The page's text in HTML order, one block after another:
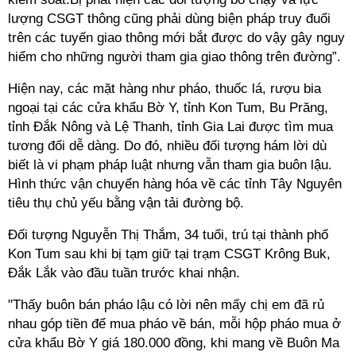
lượng CSGT thông cũng phải dùng biện pháp truy đuổi
trên các tuyến giao thông mới bắt được do vậy gây nguy
hiểm cho những người tham gia giao thông trên đường”.
Hiện nay, các mặt hàng như pháo, thuốc lá, rượu bia
ngoại tại các cửa khẩu Bờ Y, tỉnh Kon Tum, Bu Prăng,
tỉnh Đắk Nông và Lệ Thanh, tỉnh Gia Lai được tìm mua
tương đối dễ dàng. Do đó, nhiều đối tượng hám lời dù
biết là vi phạm pháp luật nhưng vẫn tham gia buôn lậu.
Hình thức vận chuyển hàng hóa về các tỉnh Tây Nguyên
tiêu thụ chủ yếu bằng vận tải đường bộ.
Đối tượng Nguyễn Thị Thắm, 34 tuổi, trú tại thành phố
Kon Tum sau khi bị tạm giữ tại trạm CSGT Krông Buk,
Đắk Lắk vào đầu tuần trước khai nhận.
"Thấy buôn bán pháo lậu có lời nên mấy chị em đã rủ
nhau góp tiền để mua pháo về bán, mỗi hộp pháo mua ở
cửa khẩu Bờ Y giá 180.000 đồng, khi mang về Buôn Ma